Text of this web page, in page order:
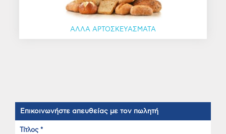
ΑΛΛΑ ΑΡΤΟΣΚΕΥΑΣΜΑΤΑ
Επικοινωνήστε απευθείας με τον πωλητή
Τίτλος *